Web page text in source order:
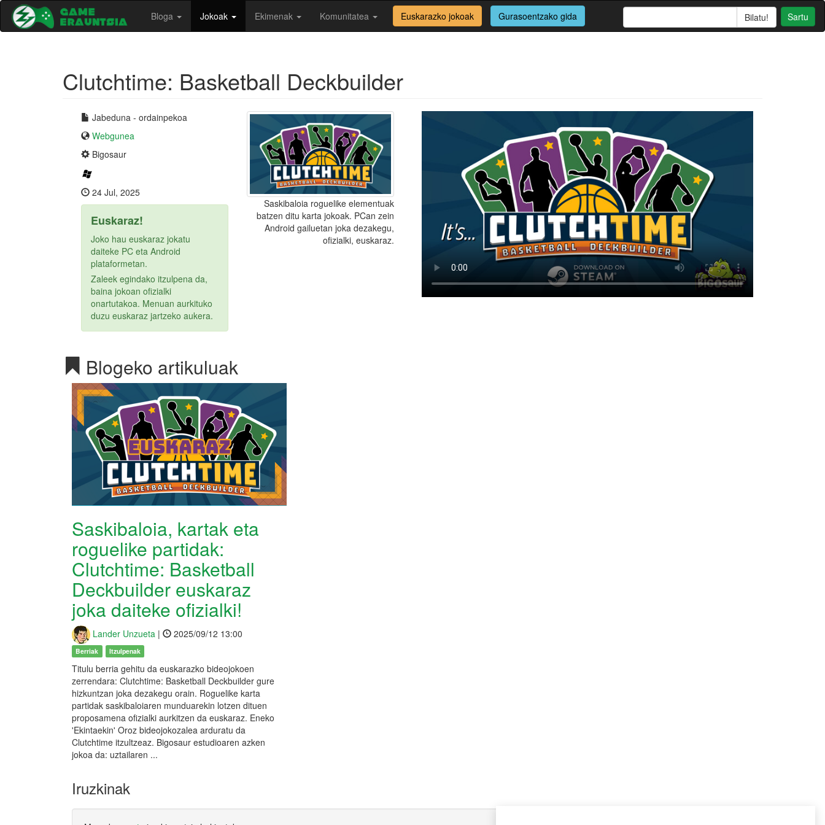
Bloga Jokoak Ekimenak Komunitatea Euskarazko jokoak Gurasoentzako gida Sartu
Clutchtime: Basketball Deckbuilder
Saskibaloia roguelike elementuak
batzen ditu karta jokoak. PCan zein
Android gailuetan joka dezakegu,
ofizialki, euskaraz.
Jabeduna - ordainpekoa
Webgunea
Bigosaur
24 Jul, 2025
Euskaraz!
Joko hau euskaraz jokatu
daiteke PC eta Android
plataformetan.
Zaleek egindako itzulpena da,
baina jokoan ofizialki
onartutakoa. Menuan aurkituko
duzu euskaraz jartzeko aukera.
Blogeko artikuluak
Saskibaloia, kartak eta
roguelike partidak:
Clutchtime: Basketball
Deckbuilder euskaraz
joka daiteke ofizialki!
Lander Unzueta | 2025/09/12 13:00
Berriak Itzulpenak
Titulu berria gehitu da euskarazko bideojokoen
zerrendara: Clutchtime: Basketball Deckbuilder gure
hizkuntzan joka dezakegu orain. Roguelike karta
partidak saskibaloiaren munduarekin lotzen dituen
proposamena ofizialki aurkitzen da euskaraz. Eneko
'Ekintaekin' Oroz bideojokozalea arduratu da
Clutchtime itzultzeaz. Bigosaur estudioaren azken
jokoa da: uztailaren ...
Iruzkinak